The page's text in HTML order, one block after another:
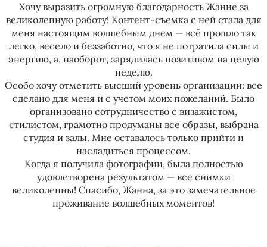
Хочу выразить огромную благодарность Жанне за
великолепную работу! Контент-съемка с ней стала для
меня настоящим волшебным днем — всё прошло так
легко, весело и беззаботно, что я не потратила силы и
энергию, а, наоборот, зарядилась позитивом на целую
неделю.
Особо хочу отметить высший уровень организации: все
сделано для меня и с учетом моих пожеланий. Было
организовано сотрудничество с визажистом,
стилистом, грамотно продуманы все образы, выбрана
студия и залы. Мне оставалось только прийти и
насладиться процессом.
Когда я получила фотографии, была полностью
удовлетворена результатом — все снимки
великолепны! Спасибо, Жанна, за это замечательное
проживание волшебных моментов!